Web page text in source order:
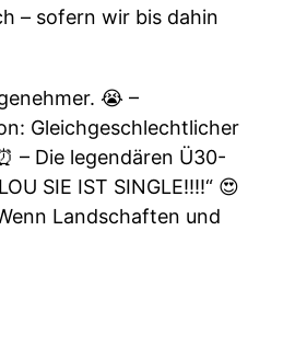
– sofern wir bis dahin
😭 –
Gleichgeschlechtlicher
– Die legendären Ü30-
SIE IST SINGLE!!!!“ 😍
Landschaften und